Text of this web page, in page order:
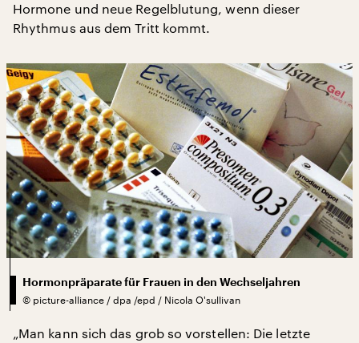
Hormone und neue Regelblutung, wenn dieser
Rhythmus aus dem Tritt kommt.
Hormonpräparate für Frauen in den Wechseljahren
© picture-alliance / dpa /epd / Nicola O'sullivan
„Man kann sich das grob so vorstellen: Die letzte